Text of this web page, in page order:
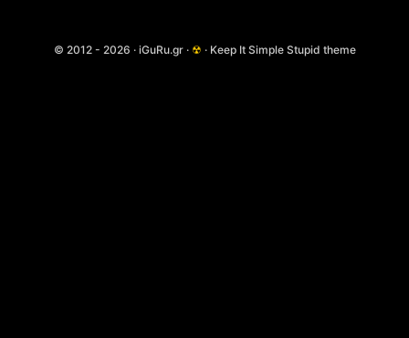
© 2012 - 2026 · iGuRu.gr · ☢ · Keep It Simple Stupid theme